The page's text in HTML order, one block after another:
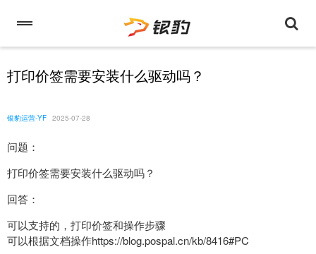
打印价签需要安装什么驱动吗？
银豹运营-YF 2025-07-28
问题：
打印价签需要安装什么驱动吗？
回答：
可以支持的，打印价签和操作步骤
可以根据文档操作https://blog.pospal.cn/kb/8416#PC